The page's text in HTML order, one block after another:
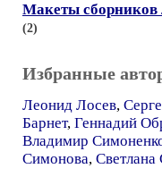
Макеты сборников
(2)
Избранные
Леонид Лосев,
Барнет, Геннадий
Владимир
Симонова,